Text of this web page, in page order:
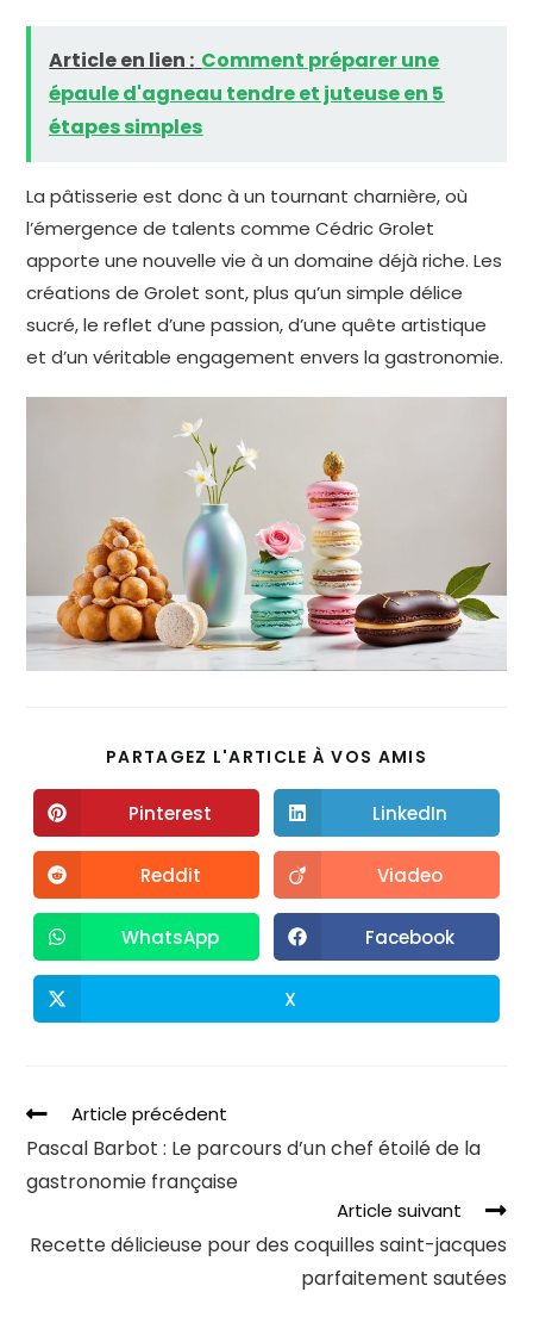
Article en lien : Comment préparer une
épaule d'agneau tendre et juteuse en 5
étapes simples
La pâtisserie est donc à un tournant charnière, où
l’émergence de talents comme Cédric Grolet
apporte une nouvelle vie à un domaine déjà riche. Les
créations de Grolet sont, plus qu’un simple délice
sucré, le reflet d’une passion, d’une quête artistique
et d’un véritable engagement envers la gastronomie.
PARTAGEZ L'ARTICLE À VOS AMIS
Pinterest LinkedIn
Reddit Viadeo
WhatsApp Facebook
X
Article précédent
Pascal Barbot : Le parcours d’un chef étoilé de la
gastronomie française
Article suivant
Recette délicieuse pour des coquilles saint-jacques
parfaitement sautées